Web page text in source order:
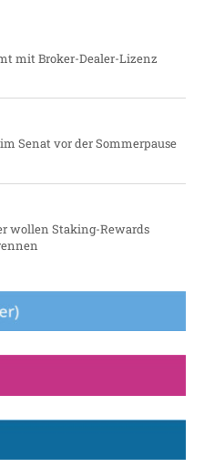
mit Broker-Dealer-Lizenz
Senat vor der Sommerpause
wollen Staking-Rewards